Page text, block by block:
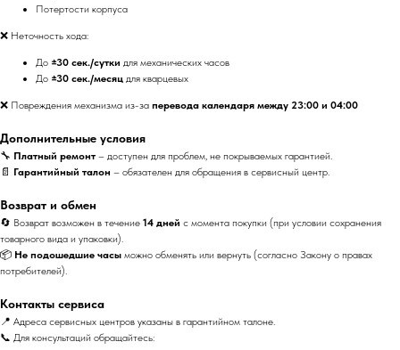
Потертости корпуса
❌ Неточность хода:
До ±30 сек./сутки для механических часов
До ±30 сек./месяц для кварцевых
❌ Повреждения механизма из-за перевода календаря между 23:00 и 04:00
Дополнительные условия
🔧 Платный ремонт – доступен для проблем, не покрываемых гарантией.
📄 Гарантийный талон – обязателен для обращения в сервисный центр.
Возврат и обмен
🔄 Возврат возможен в течение 14 дней с момента покупки (при условии сохранения
товарного вида и упаковки).
📦 Не подошедшие часы можно обменять или вернуть (согласно Закону о правах
потребителей).
Контакты сервиса
📍 Адреса сервисных центров указаны в гарантийном талоне.
📞 Для консультаций обращайтесь: